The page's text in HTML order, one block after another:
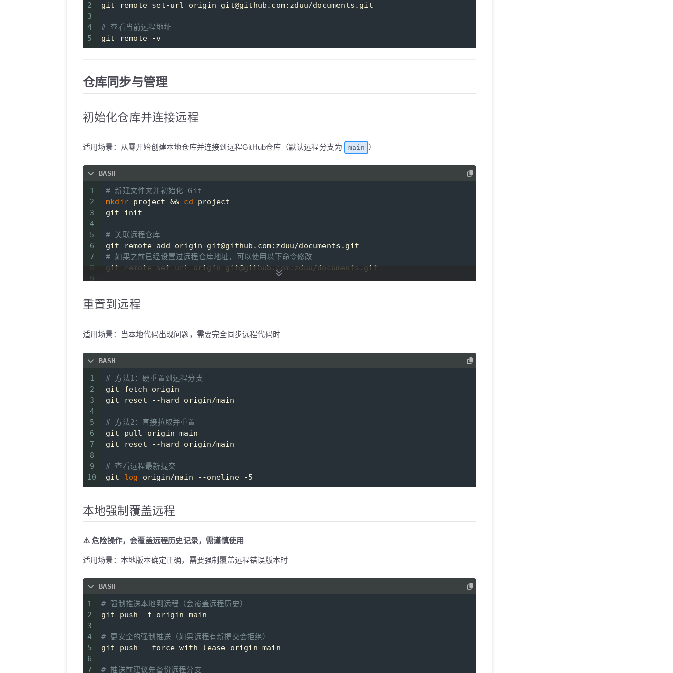
2
3
4
5
git remote set-url origin git@github.com:zduu/documents.git
# 查看当前远程地址
git remote -v
仓库同步与管理
初始化仓库并连接远程
适用场景：从零开始创建本地仓库并连接到远程GitHub仓库（默认远程分支为 main ）
BASH
1
2
3
4
5
6
7
8
9
11
12
14
18
19
20
21
22
23
24
25
26
27
28
# 新建文件夹并初始化 Git
mkdir project && cd project
git init
# 关联远程仓库
git remote add origin git@github.com:zduu/documents.git
# 如果之前已经设置过远程仓库地址，可以使用以下命令修改
git remote set-url origin git@github.com:zduu/documents.git
git remote -v
git pull origin main
# 如果当前分支不是 main，重命名为 main
git branch -m main
# 设置追踪关系
git branch --set-upstream-to=origin/main main
git add .
git commit -m "Initial commit"
git push -u origin main # 若默认分支为 main
重置到远程
适用场景：当本地代码出现问题，需要完全同步远程代码时
BASH
1
2
3
4
5
6
7
8
9
10
# 方法1：硬重置到远程分支
git fetch origin
git reset --hard origin/main
# 方法2：直接拉取并重置
git pull origin main
git reset --hard origin/main
# 查看远程最新提交
git log origin/main --oneline -5
本地强制覆盖远程
⚠️ 危险操作，会覆盖远程历史记录，需谨慎使用
适用场景：本地版本确定正确，需要强制覆盖远程错误版本时
BASH
1
2
3
4
5
6
7
# 强制推送本地到远程（会覆盖远程历史）
git push -f origin main
# 更安全的强制推送（如果远程有新提交会拒绝）
git push --force-with-lease origin main
# 推送前建议先备份远程分支